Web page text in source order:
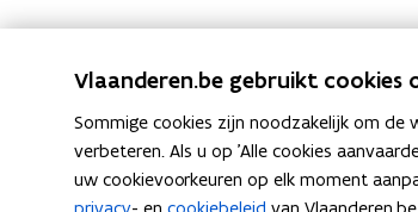
t
r
)
v
n
s
t
e
i
u
w
v
e
c
b
o
o
k
n
e
d
i
n
p
e
e
r
l
Neem contact met ons
Vlaanderen.be gebruikt
Sommige cookies zijn noodzakelijk om
verbeteren. Als u op 'Alle cookies
uw cookievoorkeuren op elk moment